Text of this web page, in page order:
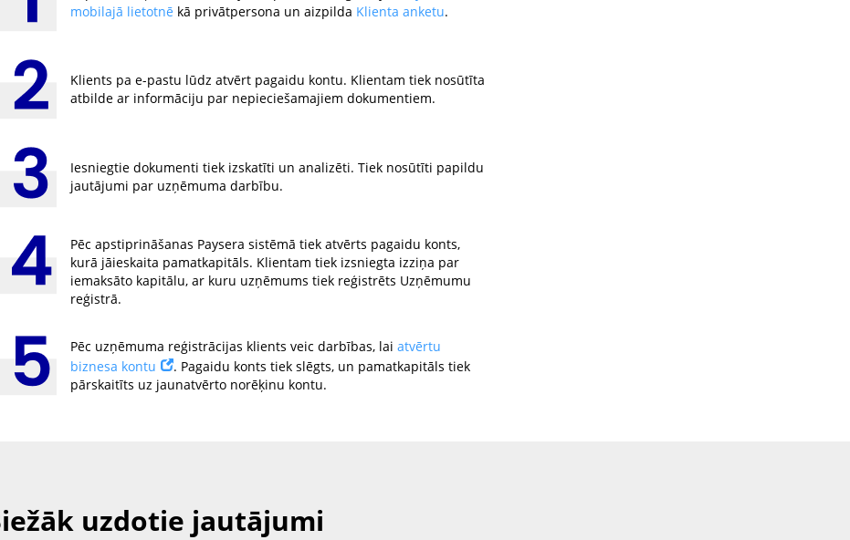
mobilajā lietotnē kā privātpersona un aizpilda Klienta anketu.
Klients pa e-pastu lūdz atvērt pagaidu kontu. Klientam tiek nosūtīta
atbilde ar informāciju par nepieciešamajiem dokumentiem.
Iesniegtie dokumenti tiek izskatīti un analizēti. Tiek nosūtīti papildu
jautājumi par uzņēmuma darbību.
Pēc apstiprināšanas Paysera sistēmā tiek atvērts pagaidu konts,
kurā jāieskaita pamatkapitāls. Klientam tiek izsniegta izziņa par
iemaksāto kapitālu, ar kuru uzņēmums tiek reģistrēts Uzņēmumu
reģistrā.
Pēc uzņēmuma reģistrācijas klients veic darbības, lai atvērtu
biznesa kontu
. Pagaidu konts tiek slēgts, un pamatkapitāls tiek
pārskaitīts uz jaunatvērto norēķinu kontu.
uzdotie jautājumi